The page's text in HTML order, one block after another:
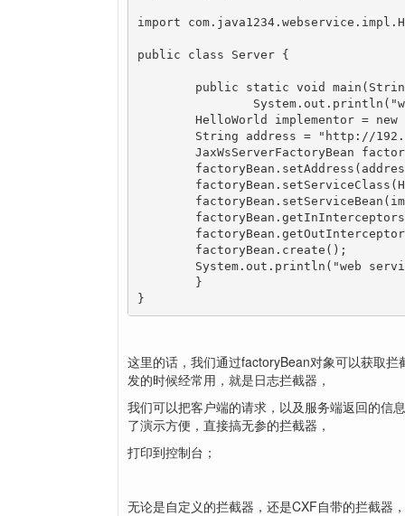
import
public class Server {
HelloWorld implementor = new
String address = "http://
JaxWsServerFactoryBean
factoryBean.setAddress(address);
factoryBean.create();
System.out.println("web
}
这里的话，我们通过factoryBean对象可以获取
发的时候经常用，就是日志拦截器，
我们可以把客户端的请求，以及服务端返回的信
了演示方便，直接搞无参的拦截器，
打印到控制台；
无论是自定义的拦截器，还是CXF自带的拦截器